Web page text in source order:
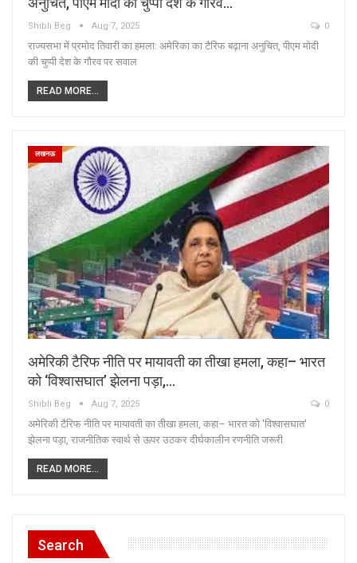
Shibli Beg Aug 7, 2025 0
राज्यसभा में प्रमोद तिवारी का हमला: अमेरिका का टैरिफ बढ़ाना अनुचित, पीएम मोदी
की चुप्पी देश के गौरव पर सवाल
READ MORE...
लखनऊ
अमेरिकी टैरिफ नीति पर मायावती का तीखा हमला, कहा– भारत
को ‘विश्वासघात’ झेलना पड़ा,…
Shibli Beg Aug 7, 2025 0
अमेरिकी टैरिफ नीति पर मायावती का तीखा हमला, कहा– भारत को 'विश्वासघात'
झेलना पड़ा, राजनीतिक स्वार्थ से ऊपर उठकर दीर्घकालीन रणनीति जरूरी
READ MORE...
Search